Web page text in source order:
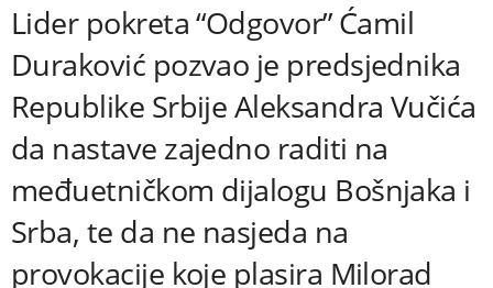
Lider pokreta “Odgovor” Ćamil
Duraković pozvao je predsjednika
Republike Srbije Aleksandra Vučića
da nastave zajedno raditi na
međuetničkom dijalogu Bošnjaka i
Srba, te da ne nasjeda na
provokacije koje plasira Milorad